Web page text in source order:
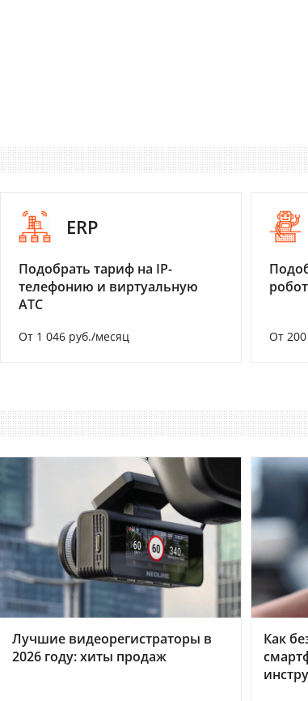
ERP
Подобрать тариф на IP-
телефонию и виртуальную
АТС
От 1 046 руб./месяц От
Лучшие видеорегистраторы в
2026 году: хиты продаж
Как